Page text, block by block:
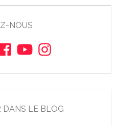
NOUS
DANS LE BLOG